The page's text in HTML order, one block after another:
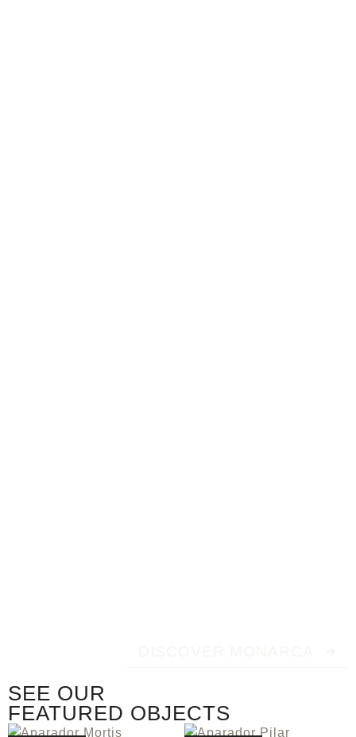
SEE OUR
FEATURED OBJECTS